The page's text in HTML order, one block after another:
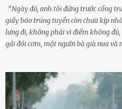
bánh rời khỏi bến...
“Ngày đó, anh tôi đứng trước cổng
giấy báo trúng tuyển còn chưa kịp
lưng đi, không phải vì điểm không đủ,
gái đói cơm, một người bà già nua và
có tin tức. Mọi gánh nặng đổ dồn lên
cụ Nguyễn Thị Đào – và cậu con trai
Trí là học sinh giỏi toàn huyện, học